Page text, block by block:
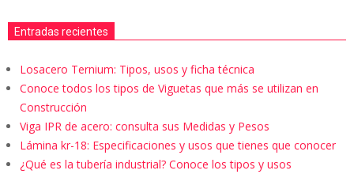
Entradas recientes
Losacero Ternium: Tipos, usos y ficha técnica
Conoce todos los tipos de Viguetas que más se utilizan en
Construcción
Viga IPR de acero: consulta sus Medidas y Pesos
Lámina kr-18: Especificaciones y usos que tienes que conocer
¿Qué es la tubería industrial? Conoce los tipos y usos